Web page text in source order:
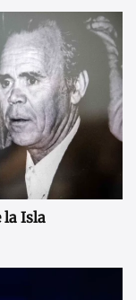
la Isla